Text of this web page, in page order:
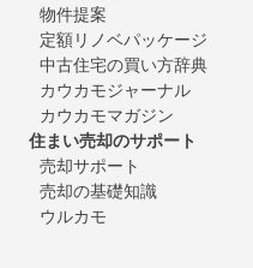
物件提案
定額リノベパッケージ
中古住宅の買い方辞典
カウカモジャーナル
カウカモマガジン
住まい売却のサポート
売却サポート
売却の基礎知識
ウルカモ